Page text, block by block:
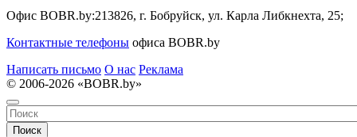
Офис BOBR.by:213826, г. Бобруйск, ул. Карла Либкнехта, 25;
Контактные телефоны офиса BOBR.by
Написать письмо О нас Реклама
© 2006-2026 «BOBR.by»
Поиск